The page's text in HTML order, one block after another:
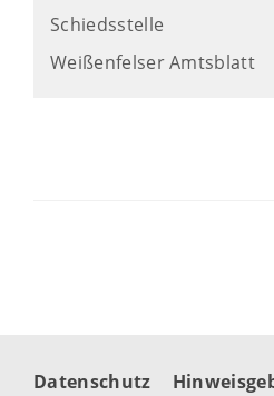
Schiedsstelle
Weißenfelser Amtsblatt
Datenschutz